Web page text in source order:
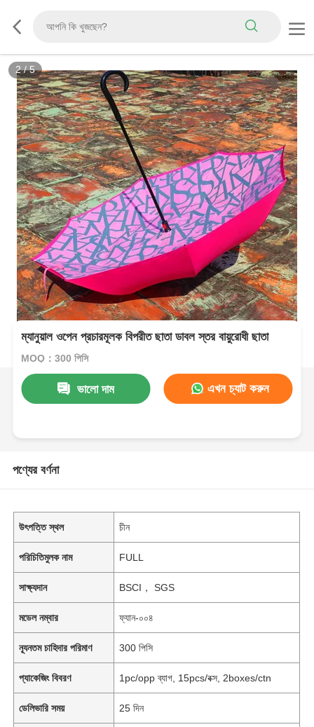
2/5
ম্যানুয়াল ওপেন প্রচারমূলক বিপরীত ছাতা ডাবল স্তর বায়ুরোধী ছাতা
MOQ：300 পিসি
ভালো দাম এখন চ্যাট করুন
পণ্যের বর্ণনা
উৎপত্তি স্থল চীন
পরিচিতিমুলক নাম FULL
সাক্ষ্যদান BSCI， SGS
মডেল নম্বার ফ্যান-০০৪
ন্যূনতম চাহিদার পরিমাণ 300 পিসি
প্যাকেজিং বিবরণ 1pc/opp ব্যাগ, 15pcs/বক্স, 2boxes/ctn
ডেলিভারি সময় 25 দিন